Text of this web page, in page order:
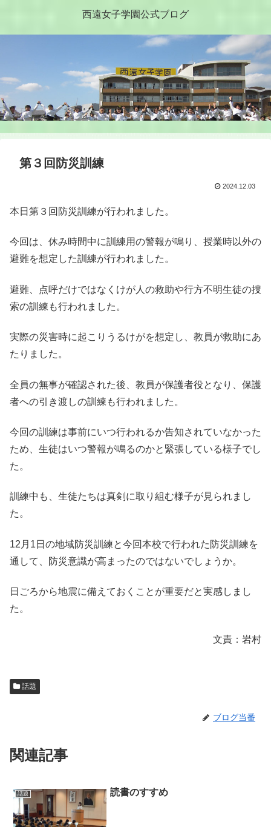
西遠女子学園公式ブログ
第３回防災訓練
2024.12.03
本日第３回防災訓練が行われました。
今回は、休み時間中に訓練用の警報が鳴り、授業時以外の
避難を想定した訓練が行われました。
避難、点呼だけではなくけが人の救助や行方不明生徒の捜
索の訓練も行われました。
実際の災害時に起こりうるけがを想定し、教員が救助にあ
たりました。
全員の無事が確認された後、教員が保護者役となり、保護
者への引き渡しの訓練も行われました。
今回の訓練は事前にいつ行われるか告知されていなかった
ため、生徒はいつ警報が鳴るのかと緊張している様子でし
た。
訓練中も、生徒たちは真剣に取り組む様子が見られまし
た。
12月1日の地域防災訓練と今回本校で行われた防災訓練を
通して、防災意識が高まったのではないでしょうか。
日ごろから地震に備えておくことが重要だと実感しまし
た。
文責：岩村
話題
ブログ当番
関連記事
話題 読書のすすめ